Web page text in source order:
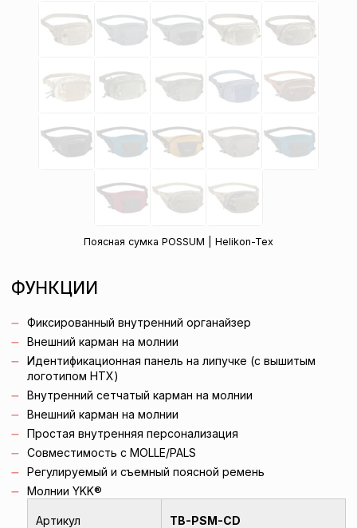
Поясная сумка POSSUM | Helikon-Tex
ФУНКЦИИ
Фиксированный внутренний органайзер
Внешний карман на молнии
Идентификационная панель на липучке (с вышитым
логотипом HTX)
Внутренний сетчатый карман на молнии
Внешний карман на молнии
Простая внутренняя персонализация
Совместимость с MOLLE/PALS
Регулируемый и съемный поясной ремень
Молнии YKK®
Артикул TB-PSM-CD